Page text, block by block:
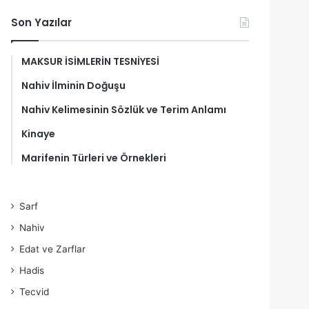
Son Yazılar
MAKSUR İSİMLERİN TESNİYESİ
Nahiv İlminin Doğuşu
Nahiv Kelimesinin Sözlük ve Terim Anlamı
Kinaye
Marifenin Türleri ve Örnekleri
Sarf
Nahiv
Edat ve Zarflar
Hadis
Tecvid